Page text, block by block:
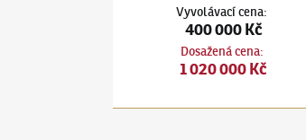
Vyvolávací cena:
400 000 Kč
Dosažená cena:
1 020 000 Kč